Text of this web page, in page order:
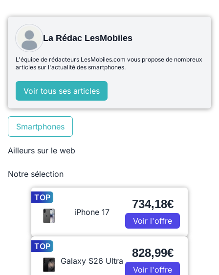
La Rédac LesMobiles
L'équipe de rédacteurs LesMobiles.com vous propose de nombreux
articles sur l'actualité des smartphones.
Voir tous ses articles
Smartphones
Ailleurs sur le web
Notre sélection
TOP
iPhone 17
734,18€
Voir l'offre
TOP
Galaxy S26 Ultra
828,99€
Voir l'offre